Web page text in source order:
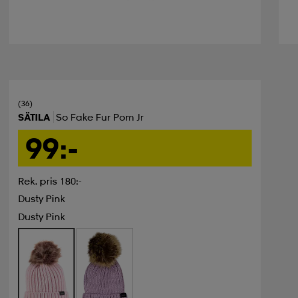
(36)
SÄTILA So Fake Fur Pom Jr
99:-
Rek. pris 180:-
Dusty Pink
Dusty Pink